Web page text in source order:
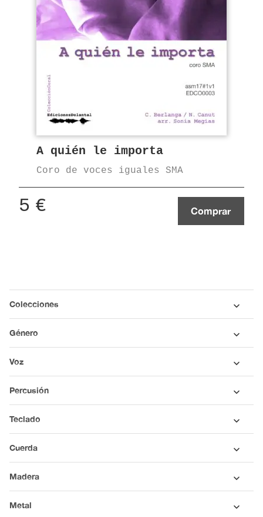
A quién le importa
Coro de voces iguales SMA
5 € Comprar
Colecciones
Género
Voz
Percusión
Teclado
Cuerda
Madera
Metal